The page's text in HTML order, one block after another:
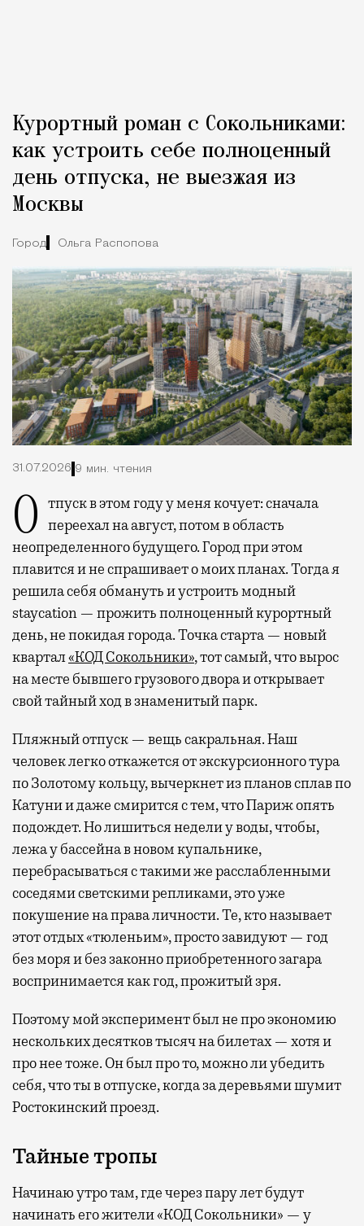
Курортный роман с Сокольниками:
как устроить себе полноценный
день отпуска, не выезжая из
Москвы
Город Ольга Распопова
31.07.2026 9 мин. чтения
Отпуск в этом году у меня кочует: сначала переехал на август, потом в область
неопределенного будущего. Город при этом
плавится и не спрашивает о моих планах. Тогда я
решила себя обмануть и устроить модный
staycation — прожить полноценный курортный
день, не покидая города. Точка старта — новый
квартал«КОД Сокольники», тот самый, что вырос
на месте бывшего грузового двора и открывает
свой тайный ход в знаменитый парк.
Пляжный отпуск — вещь сакральная. Наш
человек легко откажется от экскурсионного тура
по Золотому кольцу, вычеркнет из планов сплав по
Катуни и даже смирится с тем, что Париж опять
подождет. Но лишиться недели у воды, чтобы,
лежа у бассейна в новом купальнике,
перебрасываться с такими же расслабленными
соседями светскими репликами, это уже
покушение на права личности. Те, кто называет
этот отдых «тюленьим», просто завидуют — год
без моря и без законно приобретенного загара
воспринимается как год, прожитый зря.
Поэтому мой эксперимент был не про экономию
нескольких десятков тысяч на билетах — хотя и
про нее тоже. Он был про то, можно ли убедить
себя, что ты в отпуске, когда за деревьями шумит
Ростокинский проезд.
Тайные тропы
Начинаю утро там, где через пару лет будут
начинать его жители «КОД Сокольники» — у